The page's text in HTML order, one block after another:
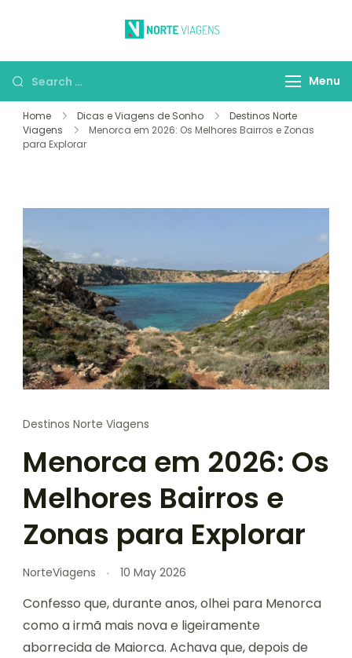
Search
for:
Menu
Home Dicas e Viagens de Sonho
Destinos Norte
Viagens
Menorca em 2026: Os Melhores Bairros e Zonas
para Explorar
Destinos Norte Viagens
Menorca em 2026: Os
Melhores Bairros e
Zonas para Explorar
NorteViagens 10 May 2026
Confesso que, durante anos, olhei para Menorca
como a irmã mais nova e ligeiramente
aborrecida de Maiorca. Achava que, depois de